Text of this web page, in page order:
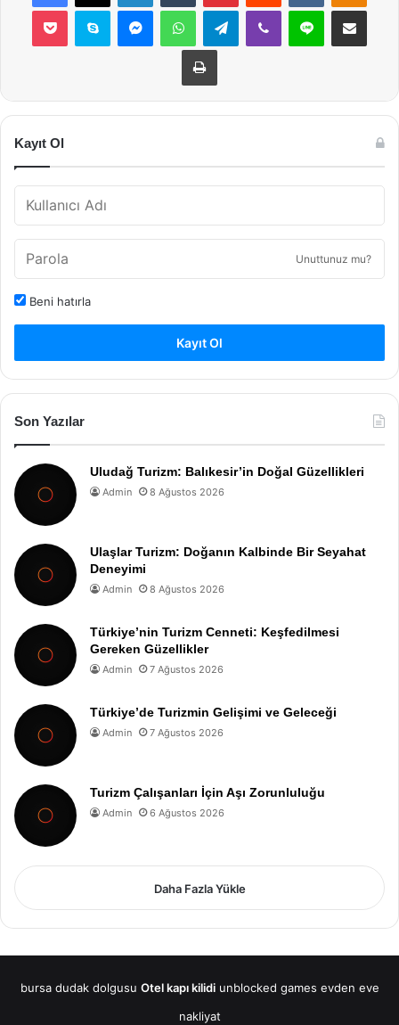
Pocket Skype MessengerWhatsAppTelegramViber Line E-Posta ile
Yazdır
Kayıt Ol
Unuttunuz mu?
Beni hatırla
Kayıt Ol
Son Yazılar
Uludağ Turizm: Balıkesir’in Doğal Güzellikleri
Admin 8 Ağustos 2026
Ulaşlar Turizm: Doğanın Kalbinde Bir Seyahat
Deneyimi
Admin 8 Ağustos 2026
Türkiye’nin Turizm Cenneti: Keşfedilmesi
Gereken Güzellikler
Admin 7 Ağustos 2026
Türkiye’de Turizmin Gelişimi ve Geleceği
Admin 7 Ağustos 2026
Turizm Çalışanları İçin Aşı Zorunluluğu
Admin 6 Ağustos 2026
Daha Fazla Yükle
bursa dudak dolgusu Otel kapı kilidi unblocked games evden eve
nakliyat